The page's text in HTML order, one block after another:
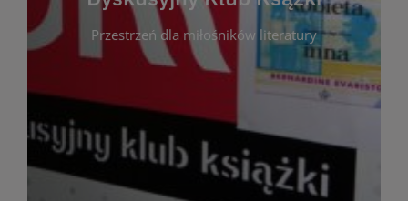
Przestrzeń dla miłośników literatury
Dyskusyjny Klub Ksążki
Dyskusyjny Klub Książki to przestrzeń dla
miłośników literatury, którzy lubią dzielić się
opiniami i emocjami po lekturze. Spotykamy się
regularnie, by rozmawiać o wybranych tytułach z
różnych gatunków literackich. Każde spotkanie to
okazja do inspirującej dyskusji, wymiany